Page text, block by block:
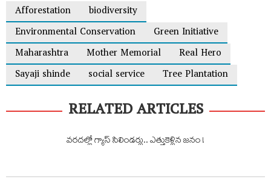
Afforestation
biodiversity
Environmental Conservation
Green Initiative
Maharashtra
Mother Memorial
Real Hero
Sayaji shinde
social service Tree Plantation
RELATED ARTICLES
వరదల్లో గ్యాస్ సిలిండర్లు.. ఎత్తుకెళ్లిన జనం !